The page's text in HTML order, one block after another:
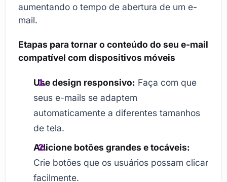
aumentando o tempo de abertura de um e-
mail.
Etapas para tornar o conteúdo do seu e-mail
compatível com dispositivos móveis
Use design responsivo: Faça com que
seus e-mails se adaptem
automaticamente a diferentes tamanhos
de tela.
Adicione botões grandes e tocáveis:
Crie botões que os usuários possam clicar
facilmente.